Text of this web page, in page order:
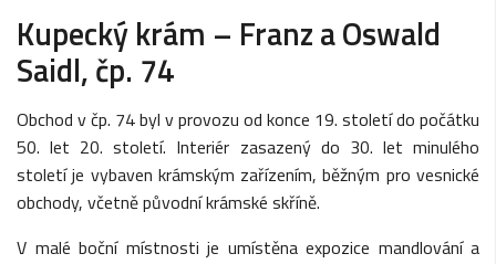
Kupecký krám – Franz a Oswald
Saidl, čp. 74
Obchod v čp. 74 byl v provozu od konce 19. století do počátku
50. let 20. století. Interiér zasazený do 30. let minulého
století je vybaven krámským zařízením, běžným pro vesnické
obchody, včetně původní krámské skříně.
V malé boční místnosti je umístěna expozice mandlování a